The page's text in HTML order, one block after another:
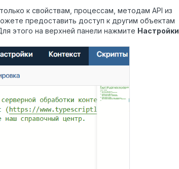
к свойствам, процессам, методам API из
предоставить доступ к другим объектам
этого на верхней панели нажмите Настройки